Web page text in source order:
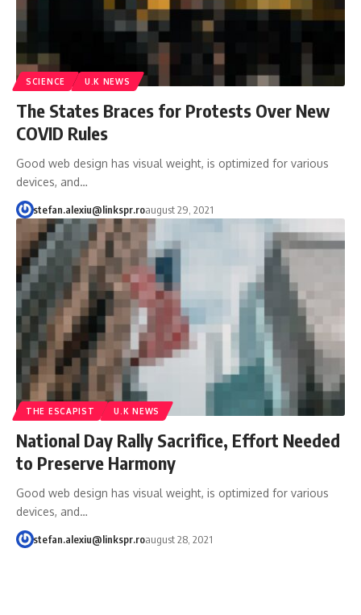
SCIENCE U.K NEWS
The States Braces for Protests Over New
COVID Rules
Good web design has visual weight, is optimized for various
devices, and…
stefan.alexiu@linkspr.roaugust 29, 2021
THE ESCAPIST U.K NEWS
National Day Rally Sacrifice, Effort Needed
to Preserve Harmony
Good web design has visual weight, is optimized for various
devices, and…
stefan.alexiu@linkspr.roaugust 28, 2021